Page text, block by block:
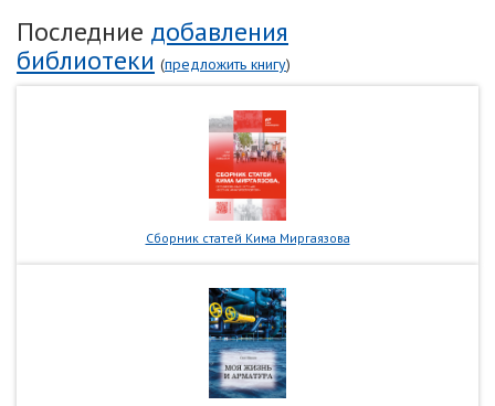
Последние добавления
библиотеки (предложить книгу)
Сборник статей Кима Миргаязова